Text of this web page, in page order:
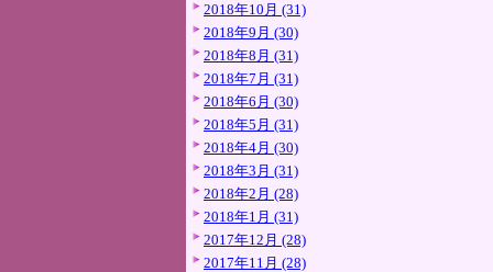
2018年10月 (31)
2018年9月 (30)
2018年8月 (31)
2018年7月 (31)
2018年6月 (30)
2018年5月 (31)
2018年4月 (30)
2018年3月 (31)
2018年2月 (28)
2018年1月 (31)
2017年12月 (28)
2017年11月 (28)